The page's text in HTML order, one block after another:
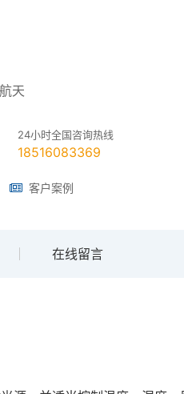
天
24小时全国咨询热线
18516083369
客户案例
在线留言